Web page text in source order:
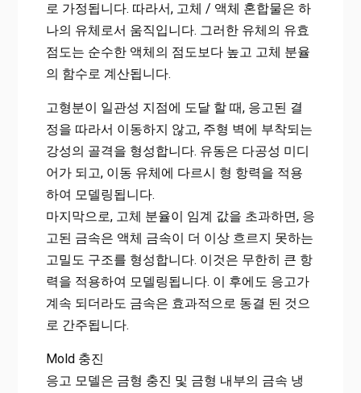
로 가정됩니다. 따라서, 고체 / 액체 혼합물은 하
나의 유체로서 움직입니다. 그러한 유체의 유효
점도는 순수한 액체의 점도보다 높고 고체 분율
의 함수로 계산됩니다.
고형분이 일관성 지점에 도달 할 때, 응고된 결
정을 따라서 이동하지 않고, 주형 벽에 부착되는
강성의 골격을 형성합니다. 유동은 다공성 미디
어가 되고, 이동 유체에 다르시 형 항력을 적용
하여 모델링됩니다.
마지막으로, 고체 분율이 임계 값을 초과하면, 응
고된 금속은 액체 금속이 더 이상 흐르지 못하는
고밀도 구조를 형성합니다. 이것은 무한히 큰 항
력을 적용하여 모델링됩니다. 이 후에도 응고가
계속 되더라도 금속은 효과적으로 동결 된 것으
로 간주됩니다.
Mold 충진
응고 모델은 금형 충진 및 금형 내부의 금속 냉